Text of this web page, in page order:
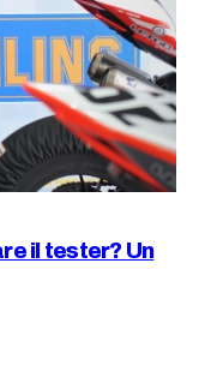
il tester? Un